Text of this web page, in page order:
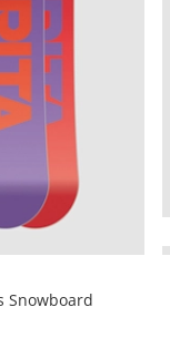
Snowboard